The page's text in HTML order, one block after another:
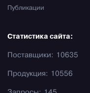
Публикации
Статистика сайта:
Поставщики: 10635
Продукция: 10556